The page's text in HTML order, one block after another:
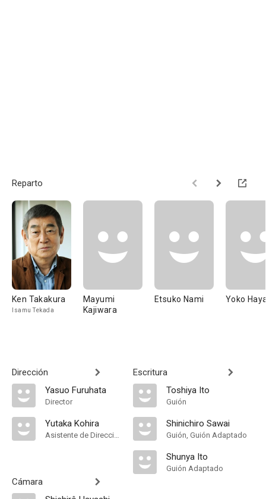
Reparto
Ken Takakura
Isamu Tekada
Mayumi
Kajiwara
Etsuko Nami Yoko
Dirección
Yasuo Furuhata
Director
Yutaka Kohira
Asistente de Dirección
Cámara
Escritura
Toshiya Ito
Guión
Shinichiro Sawai
Guión, Guión Adaptado
Shunya Ito
Guión Adaptado